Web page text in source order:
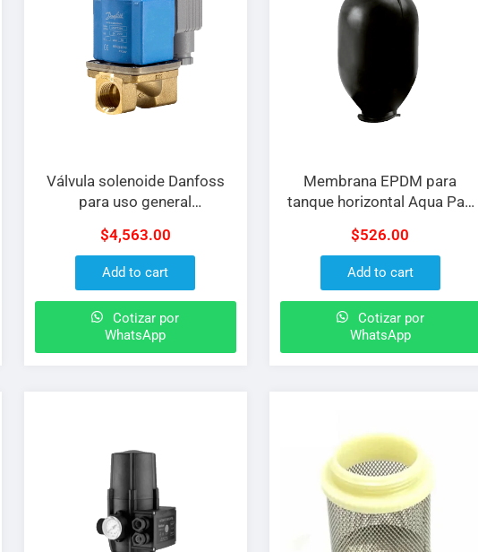
Válvula solenoide Danfoss
para uso general
1″ NPT
$4,563.00
Add to cart
Cotizar por
WhatsApp
Membrana EPDM para
tanque horizontal Aqua Pak
$526.00
Add to cart
Cotizar por
WhatsApp